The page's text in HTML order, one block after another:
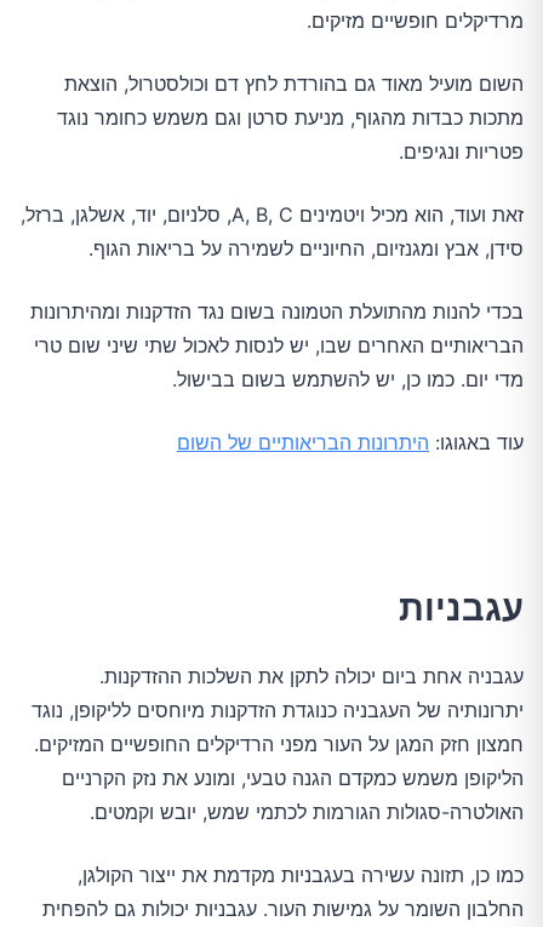
מרדיקלים חופשיים מזיקים.
השום מועיל מאוד גם בהורדת לחץ דם וכולסטרול, הוצאת
מתכות כבדות מהגוף, מניעת סרטן וגם משמש כחומר נוגד
פטריות ונגיפים.
זאת ועוד, הוא מכיל ויטמינים A, B, C, סלניום, יוד, אשלגן, ברזל,
סידן, אבץ ומגנזיום, החיוניים לשמירה על בריאות הגוף.
בכדי להנות מהתועלת הטמונה בשום נגד הזדקנות ומהיתרונות
הבריאותיים האחרים שבו, יש לנסות לאכול שתי שיני שום טרי
מדי יום. כמו כן, יש להשתמש בשום בבישול.
עוד באגוגו: היתרונות הבריאותיים של השום
עגבניות
עגבניה אחת ביום יכולה לתקן את השלכות ההזדקנות.
יתרונותיה של העגבניה כנוגדת הזדקנות מיוחסים לליקופן, נוגד
חמצון חזק המגן על העור מפני הרדיקלים החופשיים המזיקים.
הליקופן משמש כמקדם הגנה טבעי, ומונע את נזק הקרניים
האולטרה-סגולות הגורמות לכתמי שמש, יובש וקמטים.
כמו כן, תזונה עשירה בעגבניות מקדמת את ייצור הקולגן,
החלבון השומר על גמישות העור. עגבניות יכולות גם להפחית